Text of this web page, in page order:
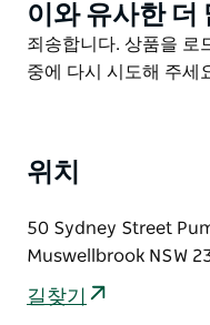
유로프카 머스웰브룩
고 미식과 와인 체험
택지를 제공합니다.
Product
List
이와 유사한 더
Product
List
죄송합니다. 상품을 로
중에 다시 시도해 주세
위치
50 Sydney Street
Muswellbrook NSW
길찾기